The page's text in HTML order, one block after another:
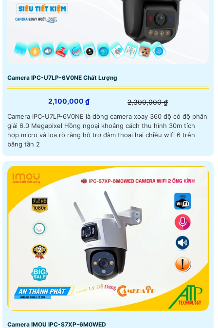
Camera IPC-U7LP-6V0NE Chất Lượng
2,100,000 ₫ 2,300,000 ₫
Camera IPC-U7LP-6V0NE là dòng camera xoay 360 độ có độ phân
giải 6.0 Megapixel Hồng ngoại khoảng cách thu hình 30m tích
hợp micro và loa rõ ràng hỗ trợ đàm thoại hai chiều wifi 6 trên
băng tần 2
Camera IMOU IPC-S7XP-6M0WED